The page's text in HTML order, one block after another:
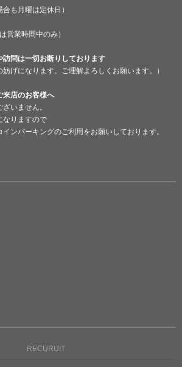
も月曜は定休日）
営業時間中のみ）
問は一切お断りしております
妨げになります。ご理解よろしくお願います。）
店のお客様へ
いません。
なりますので
ンパーキングのご利用をお願いしております。
RECURUIT